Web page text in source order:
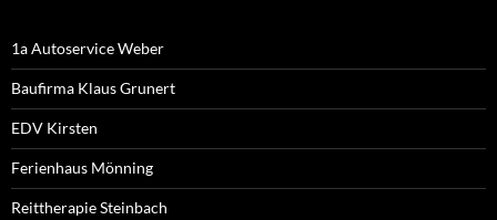
1a Autoservice Weber
Baufirma Klaus Grunert
EDV Kirsten
Ferienhaus Mönning
Reittherapie Steinbach